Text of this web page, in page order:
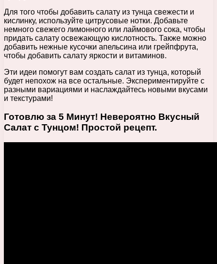
Для того чтобы добавить салату из тунца свежести и
кислинку, используйте цитрусовые нотки. Добавьте
немного свежего лимонного или лаймового сока, чтобы
придать салату освежающую кислотность. Также можно
добавить нежные кусочки апельсина или грейпфрута,
чтобы добавить салату яркости и витаминов.
Эти идеи помогут вам создать салат из тунца, который
будет непохож на все остальные. Экспериментируйте с
разными вариациями и наслаждайтесь новыми вкусами
и текстурами!
Готовлю за 5 Минут! Невероятно Вкусный
Салат с Тунцом! Простой рецепт.